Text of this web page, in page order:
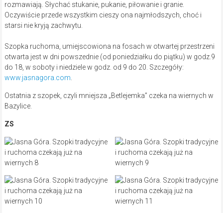
rozmawiają. Słychać stukanie, pukanie, piłowanie i granie.
Oczywiście przede wszystkim cieszy ona najmłodszych, choć i
starsi nie kryją zachwytu.
Szopka ruchoma, umiejscowiona na fosach w otwartej przestrzeni
otwarta jest w dni powszednie (od poniedziałku do piątku) w godz.9
do 18, w soboty i niedziele w godz. od 9 do 20. Szczegóły:
www.jasnagora.com
Ostatnia z szopek, czyli mniejsza „Betlejemka” czeka na wiernych w
Bazylice.
ZS